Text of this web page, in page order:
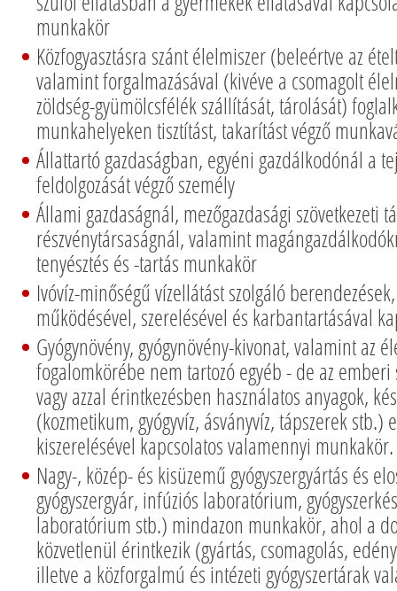
munkakör
Közfogyasztásra szánt élelmiszer (beleértve az
valamint forgalmazásával (kivéve a csomagolt
zöldség-gyümölcsfélék szállítását, tárolását)
munkahelyeken tisztítást, takarítást végző
Állattartó gazdaságban, egyéni gazdálkodónál a
feldolgozását végző személy
Állami gazdaságnál, mezőgazdasági szövetkezeti
részvénytársaságnál, valamint
tenyésztés és -tartás munkakör
Ivóvíz-minőségű vízellátást szolgáló
működésével, szerelésével és karbantartásával
Gyógynövény, gyógynövény-kivonat, valamint az
fogalomkörébe nem tartozó egyéb - de az emberi
vagy azzal érintkezésben használatos anyagok,
(kozmetikum, gyógyvíz, ásványvíz, tápszerek stb.)
kiszerelésével kapcsolatos valamennyi munkakör.
Nagy-, közép- és kisüzemű gyógyszergyártás és
gyógyszergyár, infúziós laboratórium,
laboratórium stb.) mindazon munkakör, ahol a
közvetlenül érintkezik (gyártás, csomagolás,
illetve a közforgalmú és intézeti gyógyszertárak